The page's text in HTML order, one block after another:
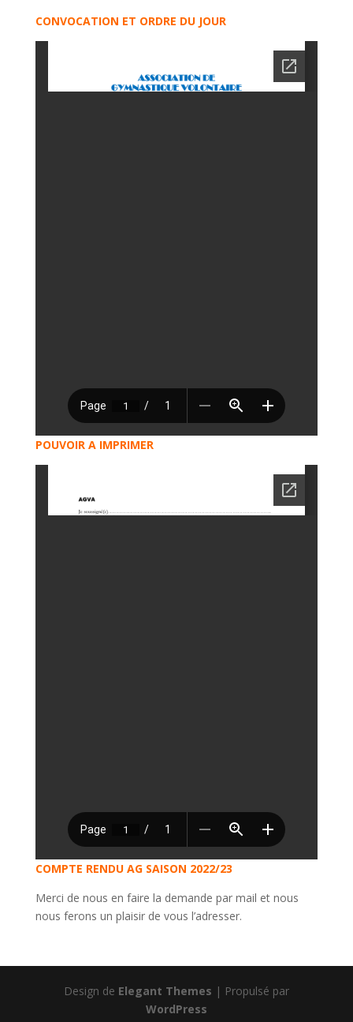
CONVOCATION ET ORDRE DU JOUR
POUVOIR A IMPRIMER
COMPTE RENDU AG SAISON 2022/23
Merci de nous en faire la demande par mail et nous
nous ferons un plaisir de vous l’adresser.
Design de Elegant Themes | Propulsé par
WordPress